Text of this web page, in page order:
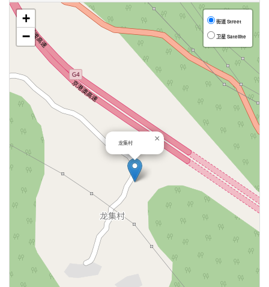
龙集村 ×
+
−
街道 Street
卫星 Satellite